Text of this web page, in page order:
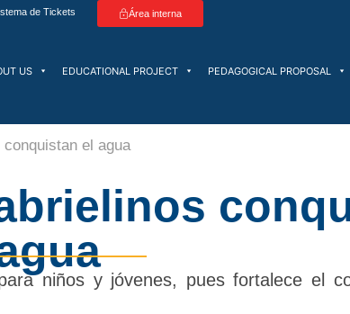
de Tickets Área interna
US EDUCATIONAL PROJECT PEDAGOGICAL PROPOSAL
el agua
niños y jóvenes, pues fortalece el